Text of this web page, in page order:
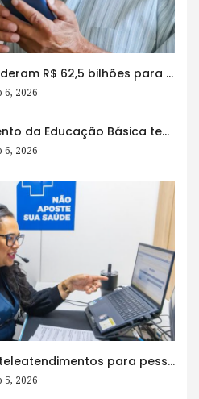
Famílias brasileiras perderam R$ 62,5 bilhões para bets em 2025
6, 2026
Índice de Desenvolvimento da Educação Básica tem elevação em todas as etapas
6, 2026
Meu SUS Digital amplia teleatendimentos para pessoas com problemas com jogos e apostas
5, 2026